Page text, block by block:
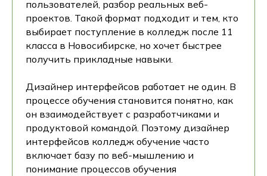
пользователей, разбор реальных веб-
проектов. Такой формат подходит и тем, кто
выбирает поступление в колледж после 11
класса в Новосибирске, но хочет быстрее
получить прикладные навыки.
Дизайнер интерфейсов работает не один. В
процессе обучения становится понятно, как
он взаимодействует с разработчиками и
продуктовой командой. Поэтому дизайнер
интерфейсов колледж обучение часто
включает базу по веб-мышлению и
понимание процессов обучения